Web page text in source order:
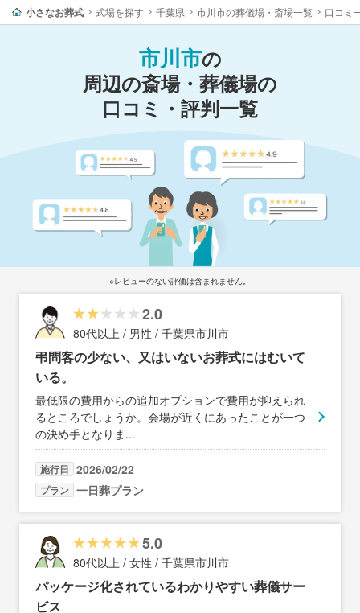
小さなお葬式 式場を探す 千葉県 市川市の葬儀場・斎場一覧 口コミ
市川市の
周辺の斎場・葬儀場の
口コミ・評判一覧
※レビューのない評価は含まれません。
2.0
80代以上 / 男性 / 千葉県市川市
弔問客の少ない、又はいないお葬式にはむいて
いる。
最低限の費用からの追加オプションで費用が抑えられ
るところでしょうか。会場が近くにあったことが一つ
の決め手となりま ...
施行日 2026/02/22
プラン 一日葬プラン
5.0
80代以上 / 女性 / 千葉県市川市
パッケージ化されているわかりやすい葬儀サー
ビス